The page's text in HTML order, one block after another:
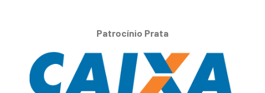
Patrocínio Prata